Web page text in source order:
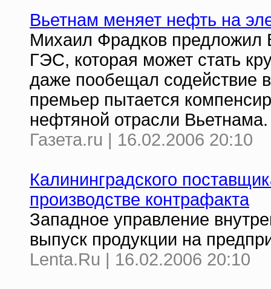
Вьетнам меняет нефть на
Михаил Фрадков предложил
ГЭС, которая может стать
даже пообещал содействие
премьер пытается
нефтяной отрасли Вьетнама.
Газета.ru | 16.02.2006 20:10
Калининградского
производстве контрафакта
Западное управление
выпуск продукции на
Lenta.Ru | 16.02.2006 20:10